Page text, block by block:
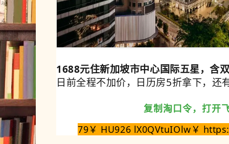
1688元住新加坡市中心国际五星，含
日前全程不加价，日历房5折拿下，还
复制淘口令，打开
79￥ HU926 lX0QVtuIOlw￥